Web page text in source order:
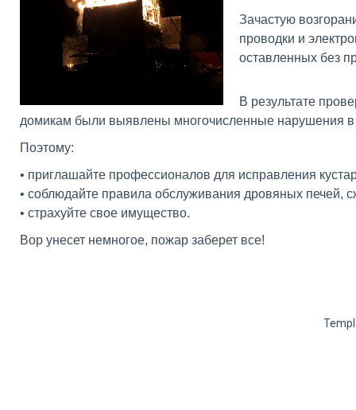
Зачастую
проводки и
оставленных без
В результате
домикам были выявлены многочисленные нарушения в
Поэтому:
• приглашайте профессионалов для исправления
• соблюдайте правила обслуживания дровяных печей,
• страхуйте свое имущество.
Вор унесет немногое, пожар заберет все!